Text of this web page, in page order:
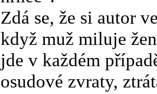
Zdá se, že si autor
když muž miluje
jde v každém
osudové zvraty,